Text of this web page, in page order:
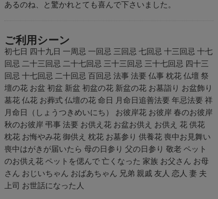
あるのね、と驚かれとても喜んで下さいました。
ご利用シーン
初七日 四十九日 一周忌 一回忌 三回忌 七回忌 十三回忌 十七
回忌 二十三回忌 二十七回忌 三十三回忌 三十七回忌 四十三
回忌 十七回忌 二十回忌 百回忌 法事 法要 仏事 枕花 仏壇 祭
壇の花 お盆 初盆 新盆 初盆の花 新盆の花 お墓詣り お盆飾り
墓花 仏花 お葬式 仏壇の花 命日 月命日追善法要 年忌法要 祥
月命日（しょうつきめいにち） お彼岸花 お彼岸 春のお彼岸
秋のお彼岸 弔事 法要 お供え花 お盆お供え お供え 花 供花
枕花 お悔やみ花 御供え 枕花 お墓参り 供養花 喪中お見舞い
喪中はがきが届いたら 母の日参り 父の日参り 敬老 ペット
のお供え花 ペットを偲んで 亡くなった 家族 お父さん お母
さん おじいちゃん おばあちゃん 兄弟 親戚 友人 恋人 妻 夫
上司 お世話になった人